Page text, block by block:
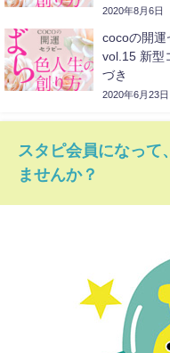
2020年8月6日
cocoの開運
vol.15 新型
づき
2020年6月23日
スタピ会員になって
ませんか？